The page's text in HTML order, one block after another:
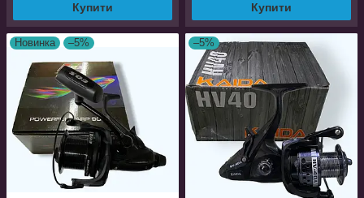
Купити Купити
Новинка –5% –5%